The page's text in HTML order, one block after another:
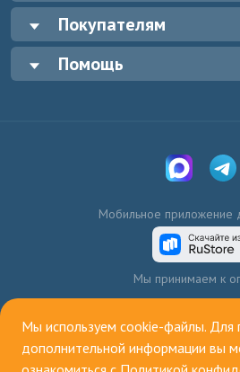
Покупателям
Помощь
Мобильное приложение
Мы принимаем к
Мы используем cookie-файлы. Для
дополнительной информации вы